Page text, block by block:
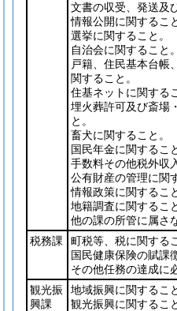
文書の収受、発送及
情報公開に関するこ
選挙に関すること。
自治会に関すること。
戸籍、住民基本台帳
関すること。
住基ネットに関する
埋火葬許可及び斎場
と。
畜犬に関すること。
国民年金に関するこ
手数料その他税外収
公有財産の管理に関
情報政策に関するこ
地籍調査に関するこ
他の課の所管に属さ
税務課
町税等、税に関する
国民健康保険の賦課
その他任務の達成に
観光振
興課
地域振興に関するこ
観光振興に関するこ